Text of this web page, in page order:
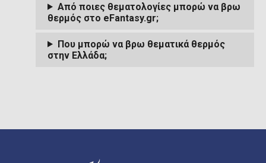
Από ποιες θεματολογίες μπορώ να βρω
θερμός στο eFantasy.gr;
Που μπορώ να βρω θεματικά θερμός
στην Ελλάδα;